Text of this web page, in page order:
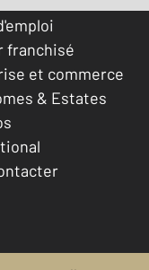
franchisé
et commerce
& Estates